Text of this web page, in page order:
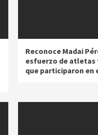
Reconoce Madai
esfuerzo de
que participaron en